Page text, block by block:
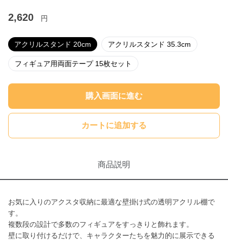
2,620 円
アクリルスタンド 20cm アクリルスタンド 35.3cm
フィギュア用両面テープ 15枚セット
購入画面に進む
カートに追加する
商品説明
お気に入りのアクスタ収納に最適な壁掛け式の透明アクリル棚で
す。
複数段の設計で多数のフィギュアをすっきりと飾れます。
壁に取り付けるだけで、キャラクターたちを魅力的に展示できる